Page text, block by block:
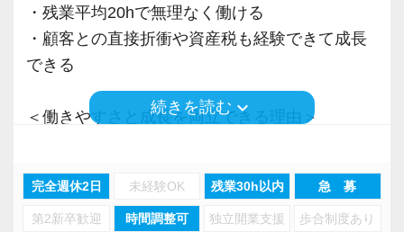
・残業平均20hで無理なく働ける
・顧客との直接折衝や資産税も経験できて成長
できる
＜働きやすさと成長を両立できる理由＞
・分業体制で業務負担を軽減
・顧客対応や提案業務に集中可能
・資産税や相続など専門性の高い案件あり
続きを読むkeyboard_arrow_down
完全週休2日 未経験OK 残業30h以内 急 募
第2新卒歓迎 時間調整可 独立開業支援 歩合制度あり